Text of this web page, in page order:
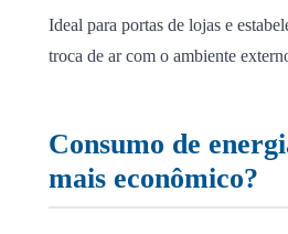
Ideal para portas de lojas e
troca de ar com o ambiente
Consumo de
mais econômico?